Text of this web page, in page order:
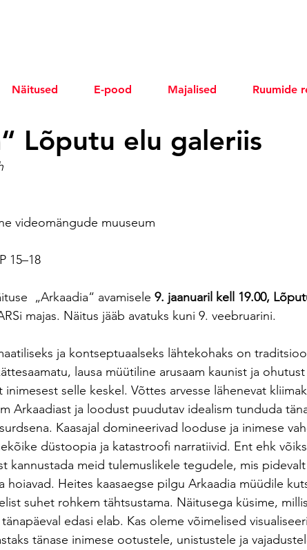
Näitused E-pood Majalised Ruumide
Lõputu elu galeriis
videomängude muuseum
15–18
„Arkaadia“ avamisele 9. jaanuaril kell 19.00,
majas. Näitus jääb avatuks kuni 9. veebruarini.
ja kontseptuaalseks lähtekohaks on
lausa müütiline arusaam kaunist ja
selle keskel. Võttes arvesse lähenevat
Arkaadiast ja loodust puudutav idealism tunduda
Kaasajal domineerivad looduse ja inimese
düstoopia ja katastroofi narratiivid. Ent ehk võiks
kannustada meid tulemuslikele tegudele, mis
hoiavad. Heites kaasaegse pilgu Arkaadia müüdile
suhet rohkem tähtsustama. Näitusega küsime,
edasi elab. Kas oleme võimelised
tänase inimese ootustele, unistustele ja